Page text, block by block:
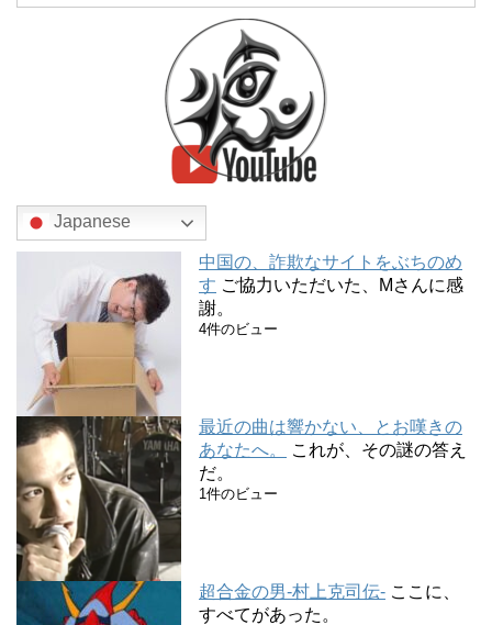
Japanese
中国の、詐欺なサイトをぶちのめ
す ご協力いただいた、Mさんに感
謝。
4件のビュー
最近の曲は響かない、とお嘆きの
あなたへ。
これが、その謎の答え
だ。
1件のビュー
超合金の男-村上克司伝- ここに、
すべてがあった。